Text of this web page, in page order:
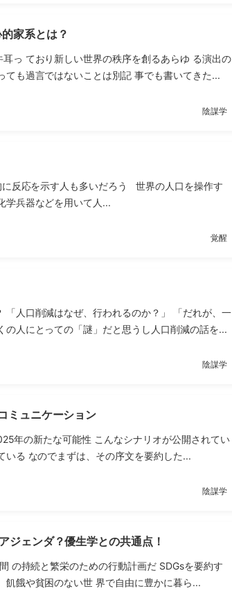
家系とは？
っ ており新しい世界の秩序を創るあらゆ る演出の
ても過言ではないことは別記 事でも書いてきた...
陰謀学
反応を示す人も多いだろう 世界の人口を操作す
学兵器などを用いて人...
覚醒
「人口削減はなぜ、行われるのか？」 「だれが、一
の人にとっての「謎」だと思うし人口削減の話を...
陰謀学
ミュニケーション
年の新たな可能性 こんなシナリオが公開されてい
いる なのでまずは、その序文を要約した...
陰謀学
ジェンダ？優生学との共通点！
の持続と繁栄のための行動計画だ SDGsを要約す
飢餓や貧困のない世 界で自由に豊かに暮ら...